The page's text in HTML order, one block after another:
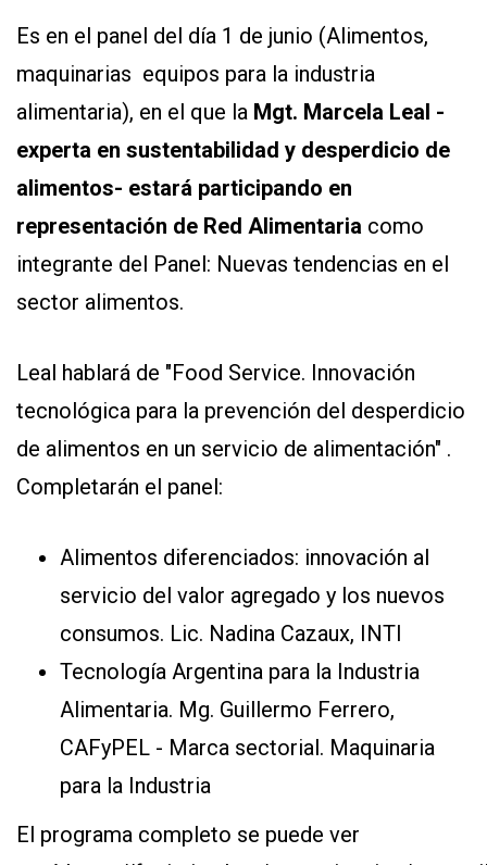
Es en el panel del día 1 de junio (Alimentos,
maquinarias equipos para la industria
alimentaria), en el que la Mgt. Marcela Leal -
experta en sustentabilidad y desperdicio de
alimentos- estará participando en
representación de Red Alimentaria como
integrante del Panel: Nuevas tendencias en el
sector alimentos.
Leal hablará de "Food Service. Innovación
tecnológica para la prevención del desperdicio
de alimentos en un servicio de alimentación" .
Completarán el panel:
Alimentos diferenciados: innovación al
servicio del valor agregado y los nuevos
consumos. Lic. Nadina Cazaux, INTI
Tecnología Argentina para la Industria
Alimentaria. Mg. Guillermo Ferrero,
CAFyPEL - Marca sectorial. Maquinaria
para la Industria
El programa completo se puede ver